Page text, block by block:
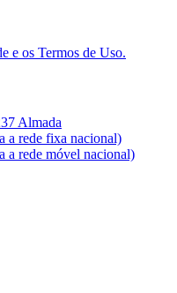
e os Termos de Uso.
Almada
a rede fixa nacional)
a rede móvel nacional)